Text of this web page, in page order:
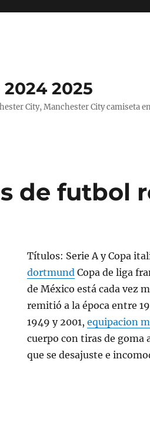
2025
City, Manchester City
de futbol
Títulos: Serie A y Copa
dortmund Copa de liga
de México está cada vez
remitió a la época entre
1949 y 2001,equipacion
cuerpo con tiras de
que se desajuste e